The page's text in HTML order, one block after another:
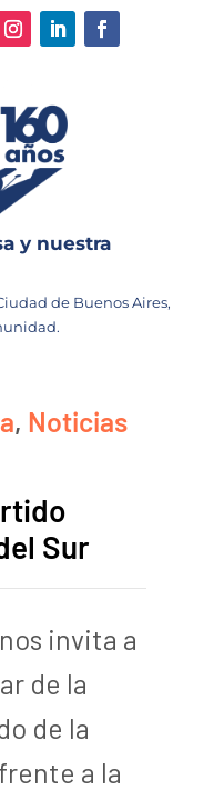
y nuestra
de Buenos Aires,
, Noticias
Sur
invita a
de la
de la
a la